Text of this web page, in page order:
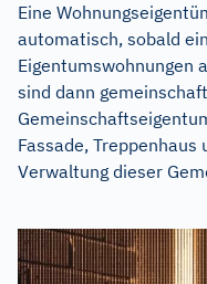
Eine
automatisch, sobald
Eigentumswohnungen
sind dann
Fassade, Treppenhaus
Verwaltung dieser